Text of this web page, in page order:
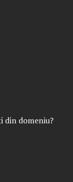
din domeniu?